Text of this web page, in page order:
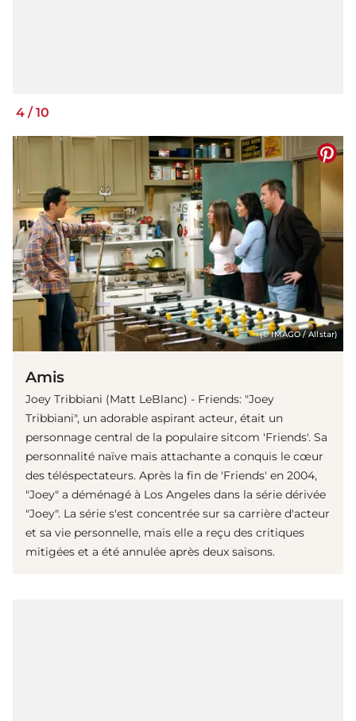
4 /10
(© IMAGO / Allstar)
Amis
Joey Tribbiani (Matt LeBlanc) - Friends: "Joey
Tribbiani", un adorable aspirant acteur, était un
personnage central de la populaire sitcom 'Friends'. Sa
personnalité naïve mais attachante a conquis le cœur
des téléspectateurs. Après la fin de 'Friends' en 2004,
"Joey" a déménagé à Los Angeles dans la série dérivée
"Joey". La série s'est concentrée sur sa carrière d'acteur
et sa vie personnelle, mais elle a reçu des critiques
mitigées et a été annulée après deux saisons.